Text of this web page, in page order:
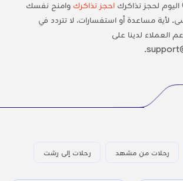
احجز تذاكرك وامنح نفسك
لأية مساعدة أو استفسارات، لا تتردد في
العملاء لدينا على
رحلات من مشهد رحلات إلى رشت